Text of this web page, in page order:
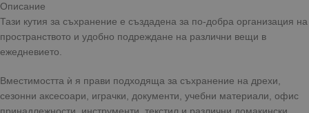
Описание
Тази кутия за съхранение е създадена за по-добра организация на
пространството и удобно подреждане на различни вещи в
ежедневието.
Вместимостта ѝ я прави подходяща за съхранение на дрехи,
сезонни аксесоари, играчки, документи, учебни материали, офис